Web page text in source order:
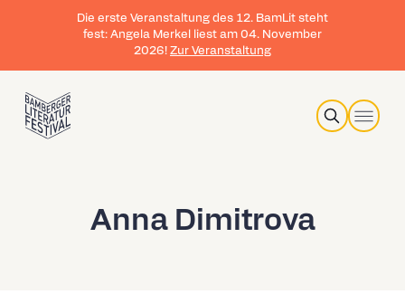
Die erste Veranstaltung des 12. BamLit steht
fest: Angela Merkel liest am 04. November
2026! Zur Veranstaltung
Search
Anna Dimitrova